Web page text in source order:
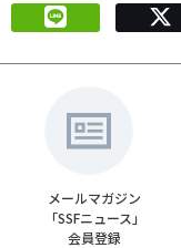
メールマガジン
「SSFニュース」
会員登録